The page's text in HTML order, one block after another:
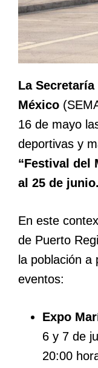
La
México
16 de mayo
deportivas y
“Festival del
al 25 de junio.
En este
de Puerto
la población a
eventos:
Expo
6 y 7 de
20:00